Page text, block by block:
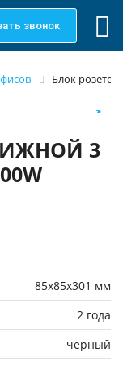
звонок
Блок
3
85х85х301 мм
2 года
черный